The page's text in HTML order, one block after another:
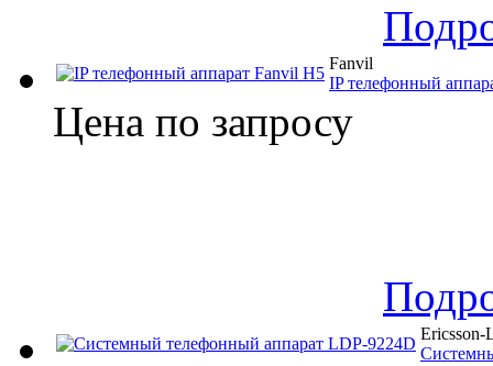
Fanvil
IP телефонный
Цена по запросу
Ericsson-